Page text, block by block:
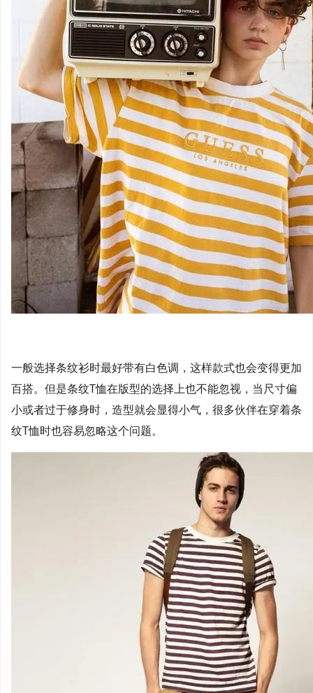
一般选择条纹衫时最好带有白色调，这样款式也会变得更加
百搭。但是条纹T恤在版型的选择上也不能忽视，当尺寸偏
小或者过于修身时，造型就会显得小气，很多伙伴在穿着条
纹T恤时也容易忽略这个问题。